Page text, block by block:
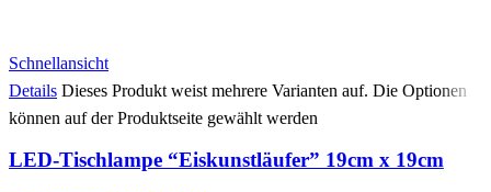
Schnellansicht
Details Dieses Produkt weist mehrere Varianten auf. Die Optionen
können auf der Produktseite gewählt werden
LED-Tischlampe “Eiskunstläufer” 19cm x 19cm